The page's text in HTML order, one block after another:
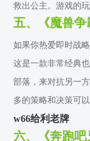
救出公主。游戏的
五、《魔兽争
如果你热爱即时战
这是一款非常经典
部落，来对抗另一
多的策略和决策可以
w66给利老牌
六、《奔跑吧